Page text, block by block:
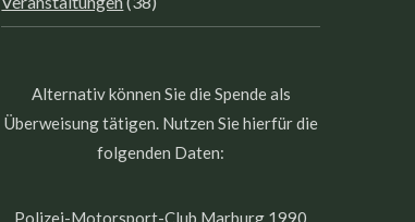
Alternativ können Sie die Spende als
Überweisung tätigen. Nutzen Sie hierfür die
folgenden Daten:
Polizei-Motorsport-Club Marburg 1990